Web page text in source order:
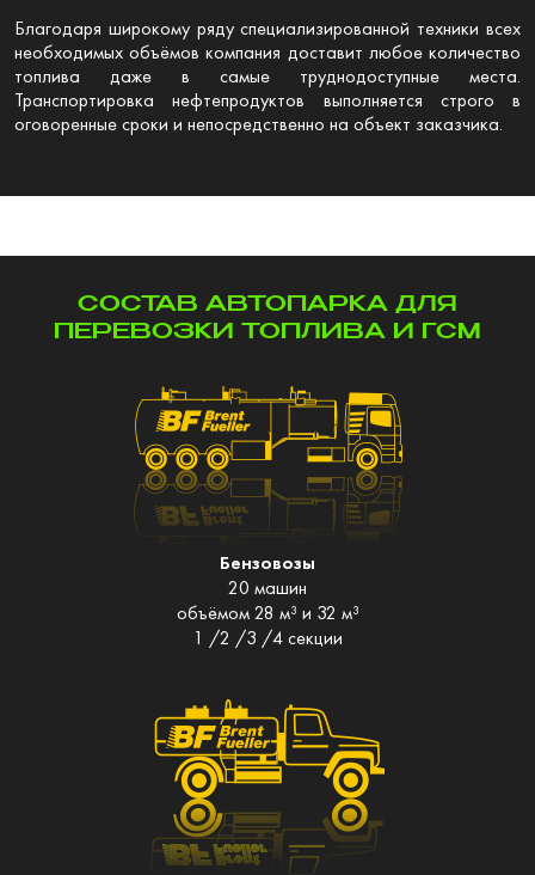
Благодаря широкому ряду специализированной техники всех
необходимых объёмов компания доставит любое количество
топлива даже в самые труднодоступные места.
Транспортировка нефтепродуктов выполняется строго в
оговоренные сроки и непосредственно на объект заказчика.
СОСТАВ АВТОПАРКА ДЛЯ
ПЕРЕВОЗКИ ТОПЛИВА И ГСМ
Бензовозы
20 машин
объёмом 28 м³ и 32 м³
1 /2 /3 /4 секции